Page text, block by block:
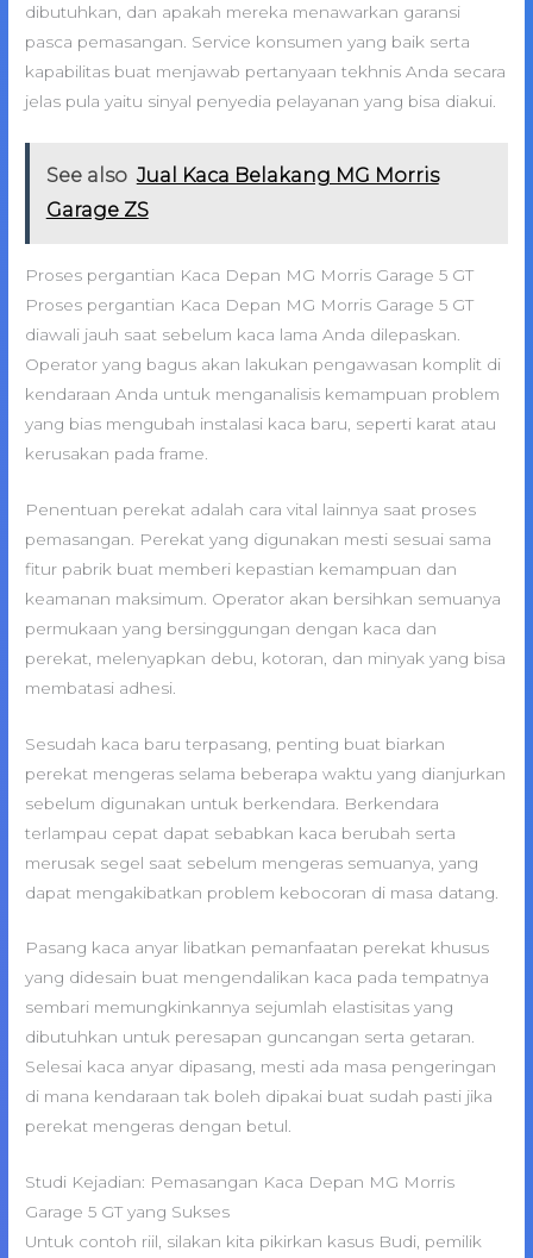
dibutuhkan, dan apakah mereka menawarkan garansi
pasca pemasangan. Service konsumen yang baik serta
kapabilitas buat menjawab pertanyaan tekhnis Anda secara
jelas pula yaitu sinyal penyedia pelayanan yang bisa diakui.
See also Jual Kaca Belakang MG Morris
Garage ZS
Proses pergantian Kaca Depan MG Morris Garage 5 GT
Proses pergantian Kaca Depan MG Morris Garage 5 GT
diawali jauh saat sebelum kaca lama Anda dilepaskan.
Operator yang bagus akan lakukan pengawasan komplit di
kendaraan Anda untuk menganalisis kemampuan problem
yang bias mengubah instalasi kaca baru, seperti karat atau
kerusakan pada frame.
Penentuan perekat adalah cara vital lainnya saat proses
pemasangan. Perekat yang digunakan mesti sesuai sama
fitur pabrik buat memberi kepastian kemampuan dan
keamanan maksimum. Operator akan bersihkan semuanya
permukaan yang bersinggungan dengan kaca dan
perekat, melenyapkan debu, kotoran, dan minyak yang bisa
membatasi adhesi.
Sesudah kaca baru terpasang, penting buat biarkan
perekat mengeras selama beberapa waktu yang dianjurkan
sebelum digunakan untuk berkendara. Berkendara
terlampau cepat dapat sebabkan kaca berubah serta
merusak segel saat sebelum mengeras semuanya, yang
dapat mengakibatkan problem kebocoran di masa datang.
Pasang kaca anyar libatkan pemanfaatan perekat khusus
yang didesain buat mengendalikan kaca pada tempatnya
sembari memungkinkannya sejumlah elastisitas yang
dibutuhkan untuk peresapan guncangan serta getaran.
Selesai kaca anyar dipasang, mesti ada masa pengeringan
di mana kendaraan tak boleh dipakai buat sudah pasti jika
perekat mengeras dengan betul.
Studi Kejadian: Pemasangan Kaca Depan MG Morris
Garage 5 GT yang Sukses
Untuk contoh riil, silakan kita pikirkan kasus Budi, pemilik